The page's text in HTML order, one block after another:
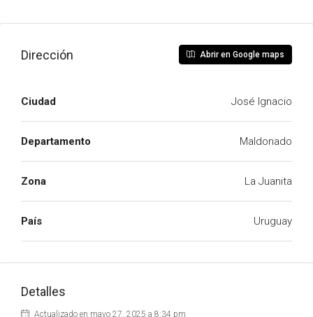
Dirección Abrir en Google maps
Ciudad José Ignacio
Departamento Maldonado
Zona La Juanita
País Uruguay
Detalles
Actualizado en mayo 27, 2025 a 8:34 pm